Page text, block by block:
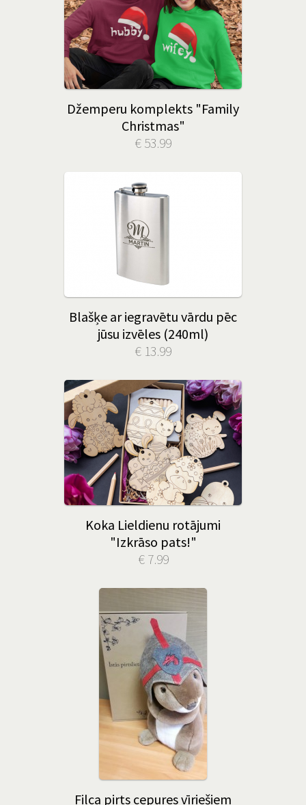
Džemperu komplekts "Family
Christmas"
€ 53.99
Blašķe ar iegravētu vārdu pēc
jūsu izvēles (240ml)
€ 13.99
Koka Lieldienu rotājumi
"Izkrāso pats!"
€ 7.99
Filca pirts cepures vīriešiem